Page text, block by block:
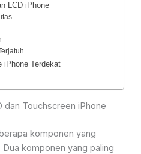
LCD iPhone
iPhone Terdekat
dan Touchscreen iPhone
komponen yang
komponen yang paling